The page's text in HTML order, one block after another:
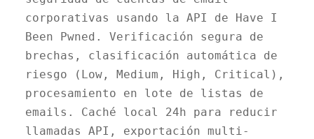
corporativas usando la API de Have I
Been Pwned. Verificación segura de
brechas, clasificación automática de
riesgo (Low, Medium, High, Critical),
procesamiento en lote de listas de
emails. Caché local 24h para reducir
llamadas API, exportación multi-